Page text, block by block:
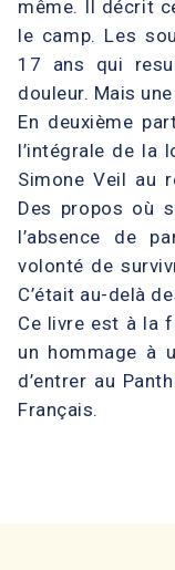
même. Il décrit
le camp. Les
17 ans qui
douleur. Mais
En deuxième
l’intégrale de la
Simone Veil au
Des propos où
l’absence de
volonté de
C’était au-delà
Ce livre est à la
un hommage à
d’entrer au
Français.